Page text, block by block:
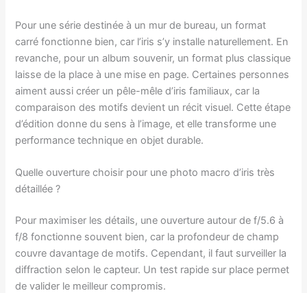
Pour une série destinée à un mur de bureau, un format
carré fonctionne bien, car l’iris s’y installe naturellement. En
revanche, pour un album souvenir, un format plus classique
laisse de la place à une mise en page. Certaines personnes
aiment aussi créer un pêle-mêle d’iris familiaux, car la
comparaison des motifs devient un récit visuel. Cette étape
d’édition donne du sens à l’image, et elle transforme une
performance technique en objet durable.
Quelle ouverture choisir pour une photo macro d’iris très
détaillée ?
Pour maximiser les détails, une ouverture autour de f/5.6 à
f/8 fonctionne souvent bien, car la profondeur de champ
couvre davantage de motifs. Cependant, il faut surveiller la
diffraction selon le capteur. Un test rapide sur place permet
de valider le meilleur compromis.